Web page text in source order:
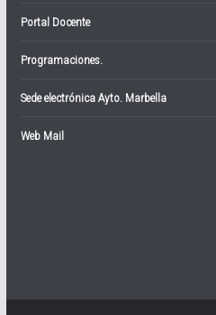
Portal Docente
Programaciones.
Sede electrónica Ayto. Marbella
Web Mail